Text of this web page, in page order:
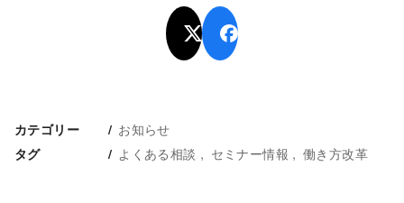
カテゴリー お知らせ
タグ よくある相談 セミナー情報 働き方改革